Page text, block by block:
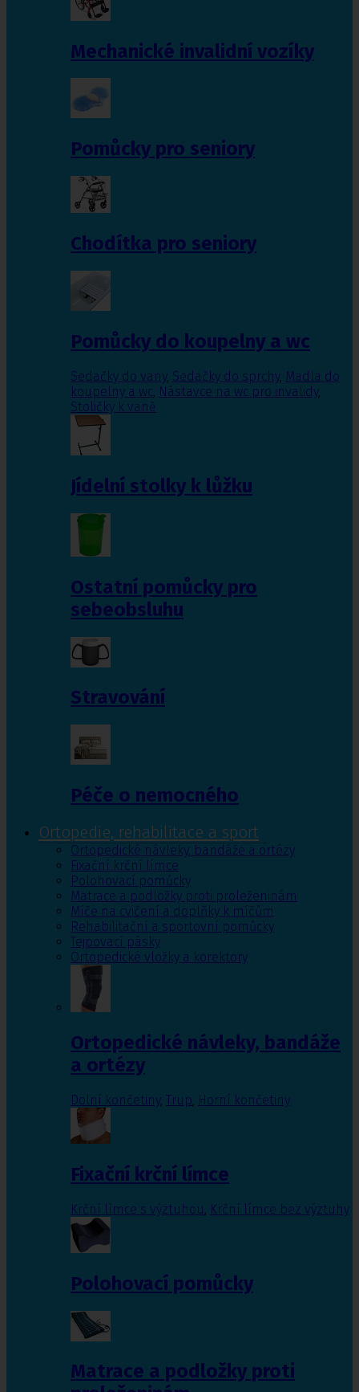
Mechanické invalidní vozíky
Pomůcky pro seniory
Chodítka pro seniory
Pomůcky do koupelny a wc
Sedačky do vany, Sedačky do sprchy, Madla do
koupelny a wc, Nástavce na wc pro invalidy,
Stoličky k vaně
Jídelní stolky k lůžku
Ostatní pomůcky pro
sebeobsluhu
Stravování
Péče o nemocného
Ortopedie, rehabilitace a sport
Ortopedické návleky, bandáže a ortézy
Fixační krční límce
Polohovací pomůcky
Matrace a podložky proti proleženinám
Míče na cvičení a doplňky k míčům
Rehabilitační a sportovní pomůcky
Tejpovací pásky
Ortopedické vložky a korektory
Ortopedické návleky, bandáže
a ortézy
Dolní končetiny, Trup, Horní končetiny
Fixační krční límce
Krční límce s výztuhou Krční límce bez výztuhy
Polohovací pomůcky
Matrace a podložky proti